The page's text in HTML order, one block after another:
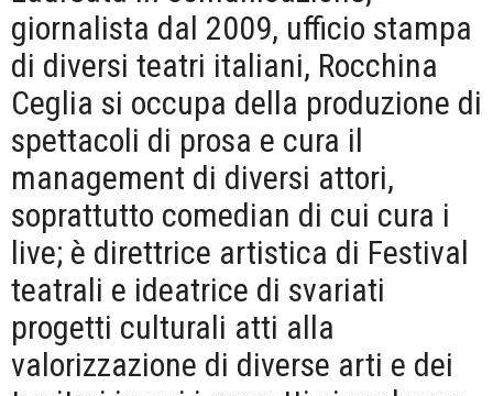
giornalista dal 2009, ufficio stampa
di diversi teatri italiani, Rocchina
Ceglia si occupa della produzione di
spettacoli di prosa e cura il
management di diversi attori,
soprattutto comedian di cui cura i
live; è direttrice artistica di Festival
teatrali e ideatrice di svariati
progetti culturali atti alla
valorizzazione di diverse arti e dei